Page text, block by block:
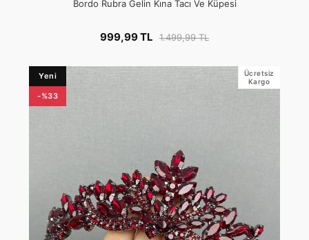
Bordo Rubra Gelin Kına Tacı Ve Küpesi
999,99 TL 1.499,99 TL
Yeni
-%33
Ücretsiz
Kargo